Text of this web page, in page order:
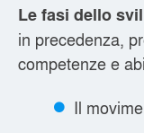
Le fasi dello
in precedenza,
competenze e
Il